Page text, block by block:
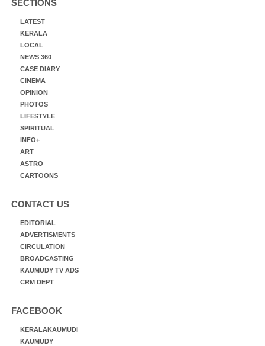
SECTIONS
LATEST
KERALA
LOCAL
NEWS 360
CASE DIARY
CINEMA
OPINION
PHOTOS
LIFESTYLE
SPIRITUAL
INFO+
ART
ASTRO
CARTOONS
CONTACT US
EDITORIAL
ADVERTISMENTS
CIRCULATION
BROADCASTING
KAUMUDY TV ADS
CRM DEPT
FACEBOOK
KERALAKAUMUDI
KAUMUDY